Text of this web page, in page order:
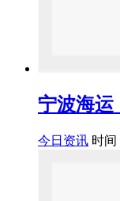
宁波海运
今日资讯 时间